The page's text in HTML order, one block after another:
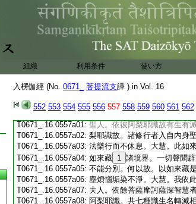
組織 利用条件 使い方
入楞伽經 (No. 0671_ 菩提流支譯 ) in Vol. 16
552 553 554 555 556 557 558 559 560 561 562
T0671_.16.0556c19:故。餘外道不正見不能觀察。
T0671_.16.0556c20: 不動地。爾時得十種三昧門等爲
T0671_.16.0556c21:無量無邊三昧。依三昧佛住持
T0671_.16.0556c22:
議諸佛法及自本願力故。遮護
境界。遮已入自内身聖智證法
T0671_.16.0556c24:同聲聞辟支佛外道修行所觀境
T0671_.16.0556c25:彼十種聖道。入於如來意生身
T0671_.16.0556c26:用三昧心故。是故大慧。諸菩薩
T0671_.16.0556c27:證勝法如來藏阿梨耶識者。應當
T0671_.16.0556c28:清淨故。大慧。若如來藏阿梨
T0671_.16.0557a01: 聖人。依彼阿梨耶識故有生有
T0671_.16.0557a02: 梨耶識故。諸修行者入自内身
T0671_.16.0557a03: 法樂行而不休息。大慧。此如
T0671_.16.0557a04: 如來藏 1 諸境界。一切聲聞
T0671_.16.0557a05: 不能分別。何以故。以如來藏
T0671_.16.0557a06: 塵煩惱垢染不淨。大慧。我依
T0671_.16.0557a07: 夫人。依餘菩薩摩訶薩深智慧
T0671_.16.0557a08: 阿梨耶識。共七種識生名轉滅